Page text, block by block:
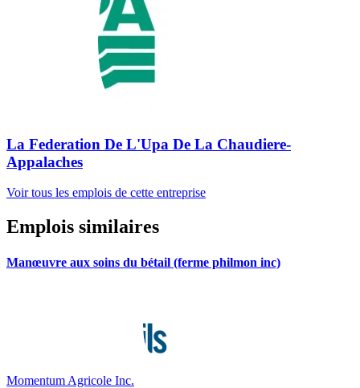
La Federation De L'Upa De La Chaudiere-
Appalaches
Voir tous les emplois de cette entreprise
Emplois similaires
Manœuvre aux soins du bétail (ferme philmon inc)
Momentum Agricole Inc.